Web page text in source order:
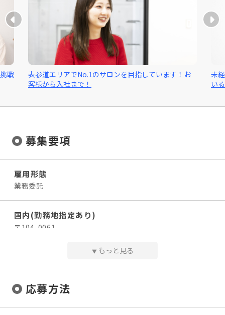
＜メニュー＞
・フェイシャルエステ、小顔矯正、その他美容エステ
・整体マッサージ、骨盤矯正、小顔整体、顔の歪み、
姿勢矯正
・マタニティ、産後の骨盤矯正、ブライダルエステ…
∟オイル・アロママッサージ
∟接骨院・整体院での施術経験
∟オールハンドの指圧マッサージの経験
∟瘦身エステ（オールハンド）
∟リラクゼーションサロンでの勤務経験
います！お
未経験者でも活躍できてしっかり稼げる環境が整
いるサロンです
募集要項
雇用形態
業務委託
国内(勤務地指定あり)
〒104-0061
矯正サロン ELENA ｰエレナ）
アクセス
東京メトロ有楽町線『銀座一丁目駅』10番出口より徒歩1
分
▼ もっと見る
応募方法